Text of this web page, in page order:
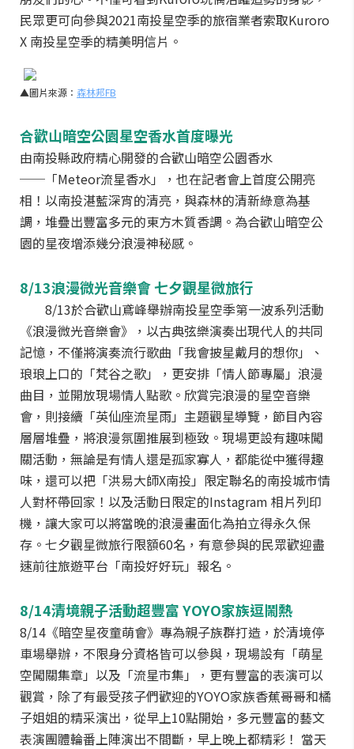
民眾更可向參與2021南投星空季的旅宿業者索取Kuroro
X 南投星空季的精美明信片。
▲圖片來源： 森林邦FB
合歡山暗空公園星空香水首度曝光
由南投縣政府精心開發的合歡山暗空公園香水
──「Meteor流星香水」，也在記者會上首度公開亮
相！以南投湛藍深宵的清亮，與森林的清新綠意為基
調，堆疊出豐富多元的東方木質香調。為合歡山暗空公
園的星夜增添幾分浪漫神秘感。
8/13浪漫微光音樂會 七夕觀星微旅行
8/13於合歡山鳶峰舉辦南投星空季第一波系列活動
《浪漫微光音樂會》，以古典弦樂演奏出現代人的共同
記憶，不僅將演奏流行歌曲「我會披星戴月的想你」、
琅琅上口的「梵谷之歌」，更安排「情人節專屬」浪漫
曲目，並開放現場情人點歌。欣賞完浪漫的星空音樂
會，則接續「英仙座流星雨」主題觀星導覽，節目內容
層層堆疊，將浪漫氛圍推展到極致。現場更設有趣味闖
關活動，無論是有情人還是孤家寡人，都能從中獲得趣
味，還可以把「洪易大師X南投」限定聯名的南投城市情
人對杯帶回家！以及活動日限定的Instagram 相片列印
機，讓大家可以將當晚的浪漫畫面化為拍立得永久保
存。七夕觀星微旅行限額60名，有意參與的民眾歡迎盡
速前往旅遊平台「南投好好玩」報名。
8/14清境親子活動超豐富 YOYO家族逗鬧熱
8/14《暗空星夜童萌會》專為親子族群打造，於清境停
車場舉辦，不限身分資格皆可以參與，現場設有「萌星
空闖關集章」以及「流星市集」，更有豐富的表演可以
觀賞，除了有最受孩子們歡迎的YOYO家族香蕉哥哥和橘
子姐姐的精采演出，從早上10點開始，多元豐富的藝文
表演團體輪番上陣演出不間斷，早上晚上都精彩！ 當天